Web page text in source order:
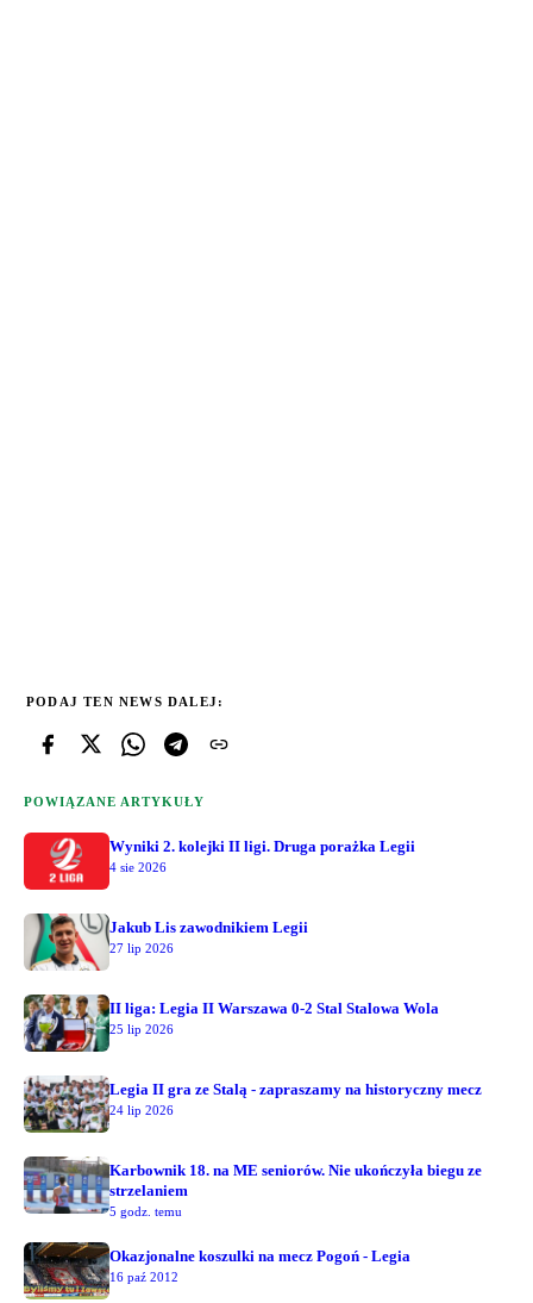
PODAJ TEN NEWS DALEJ:
POWIĄZANE ARTYKUŁY
Wyniki 2. kolejki II ligi. Druga porażka Legii
4 sie 2026
Jakub Lis zawodnikiem Legii
27 lip 2026
II liga: Legia II Warszawa 0-2 Stal Stalowa Wola
25 lip 2026
Legia II gra ze Stalą - zapraszamy na historyczny mecz
24 lip 2026
Karbownik 18. na ME seniorów. Nie ukończyła biegu ze
strzelaniem
5 godz. temu
Okazjonalne koszulki na mecz Pogoń - Legia
16 paź 2012